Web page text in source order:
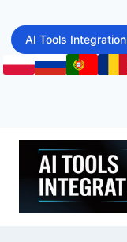
content
AI Tools Integration